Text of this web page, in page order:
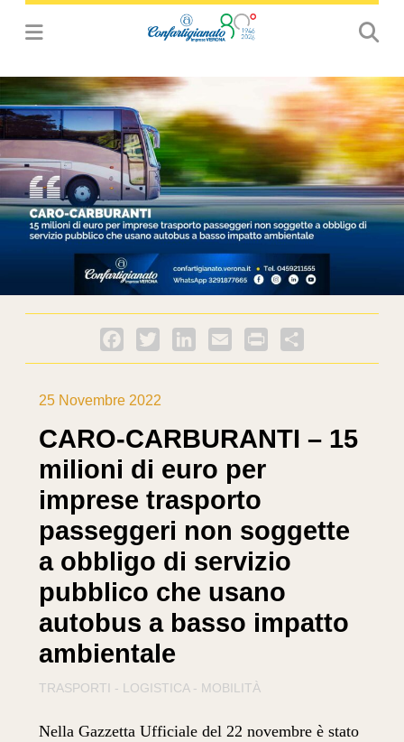
Facebook
Twitter LinkedInEmail PrintFriendly
25 Novembre 2022
CARO-CARBURANTI – 15
milioni di euro per
imprese trasporto
passeggeri non soggette
a obbligo di servizio
pubblico che usano
autobus a basso impatto
ambientale
TRASPORTI - LOGISTICA - MOBILITÀ
Nella Gazzetta Ufficiale del 22 novembre è stato